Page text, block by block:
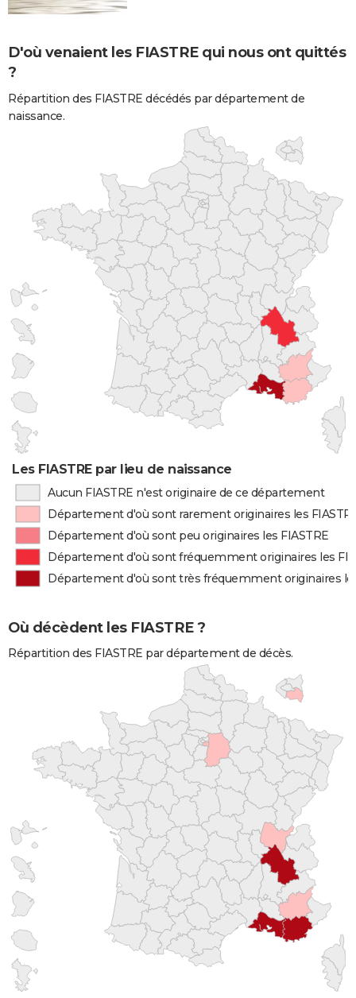
D'où venaient les FIASTRE qui nous ont quittés
?
Répartition des FIASTRE décédés par département de
naissance.
Les FIASTRE par lieu de naissance
Aucun FIASTRE n'est originaire de ce département
Département d'où sont rarement originaires les
Département d'où sont peu originaires les FIASTRE
Département d'où sont fréquemment originaires les
Département d'où sont très fréquemment originaires
Où décèdent les FIASTRE ?
Répartition des FIASTRE par département de décès.